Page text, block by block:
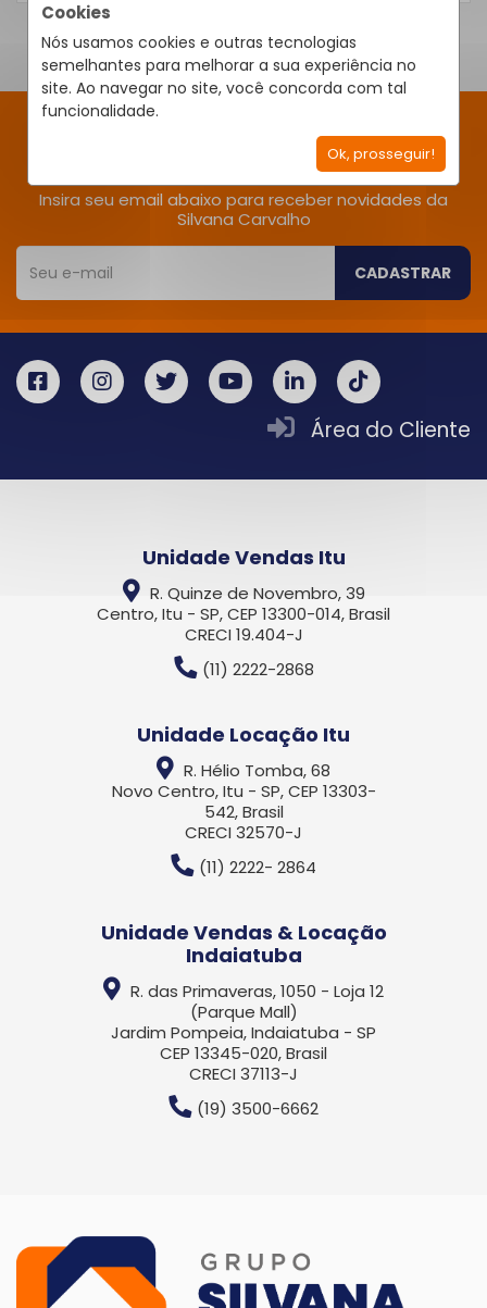
Cookies
Nós usamos cookies e outras tecnologias
semelhantes para melhorar a sua experiência no
site. Ao navegar no site, você concorda com tal
funcionalidade.
Ok, prosseguir!
RECEBA NOVIDADES
Insira seu email abaixo para receber novidades da
Silvana Carvalho
CADASTRAR
Área do Cliente
Unidade Vendas Itu
R. Quinze de Novembro, 39
Centro, Itu - SP, CEP 13300-014, Brasil
CRECI 19.404-J
(11) 2222-2868
Unidade Locação Itu
R. Hélio Tomba, 68
Novo Centro, Itu - SP, CEP 13303-
542, Brasil
CRECI 32570-J
(11) 2222- 2864
Unidade Vendas & Locação
Indaiatuba
R. das Primaveras, 1050 - Loja 12
(Parque Mall)
Jardim Pompeia, Indaiatuba - SP
CEP 13345-020, Brasil
CRECI 37113-J
(19) 3500-6662